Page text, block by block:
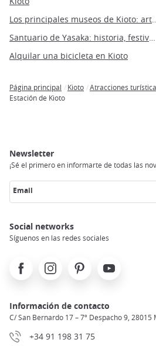
Alquilar una bicicleta en Kioto
Breadcrumb
Página principal Kioto
Atracciones
Estación de Kioto
Newsletter
¡Sé el primero en informarte de todas las
Email
Social networks
Síguenos en las redes sociales
FacebookInstagramPinterest Youtube
Información de contacto
C/ San Bernardo 17 – 7º Despacho 9, 28015
+34 91 198 31 75